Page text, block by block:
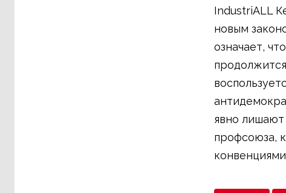
IndustriALL
новым
означает,
явно лишают
профсоюза,